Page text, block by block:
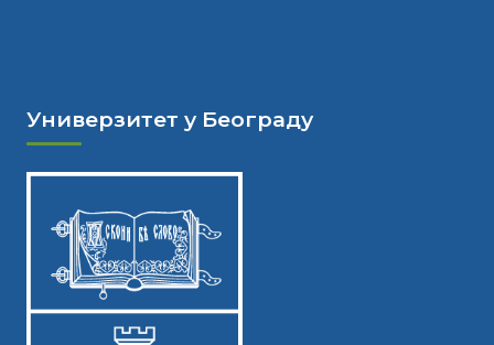
Универзитет у Београду